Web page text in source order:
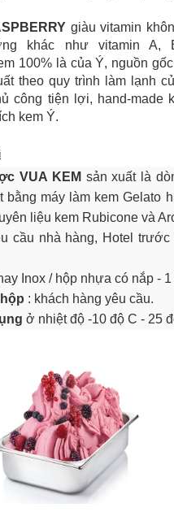
giàu vitamin
khác như vitamin A,
100% là của Ý, nguồn
theo quy trình làm lạnh
công tiện lợi, hand-made
kem Ý.
VUA KEM sản xuất là
bằng máy làm kem Gelato
liệu kem Rubicone và
cầu nhà hàng, Hotel
Inox / hộp nhựa có nắp - 1
: khách hàng yêu cầu.
ở nhiệt độ -10 độ C - 25